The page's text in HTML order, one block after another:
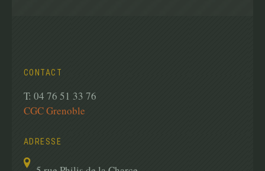
CONTACT
T: 04 76 51 33 76
CGC Grenoble
ADRESSE